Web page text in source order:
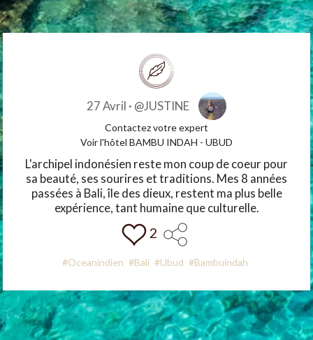
27 Avril · @JUSTINE
Contactez votre expert
Voir l'hôtel BAMBU INDAH - UBUD
L'archipel indonésien reste mon coup de coeur pour
sa beauté, ses sourires et traditions. Mes 8 années
passées à Bali, île des dieux, restent ma plus belle
expérience, tant humaine que culturelle.
2
#Oceanindien #Bali #Ubud #Bambuindah